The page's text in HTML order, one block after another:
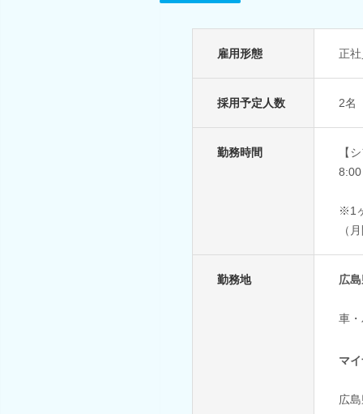
雇用形態 正
採用予定人数 2名
勤務時間
【
※1
（
勤務地 広
車
マ
広